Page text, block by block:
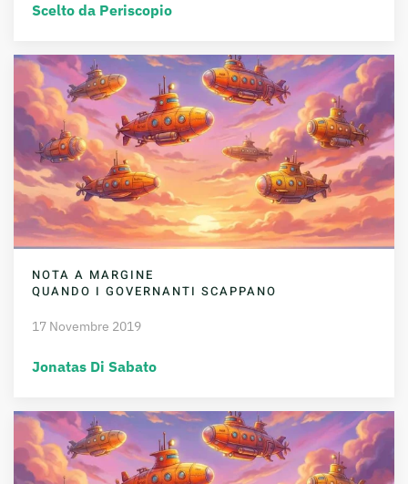
Scelto da Periscopio
NOTA A MARGINE
QUANDO I GOVERNANTI SCAPPANO
17 Novembre 2019
Jonatas Di Sabato